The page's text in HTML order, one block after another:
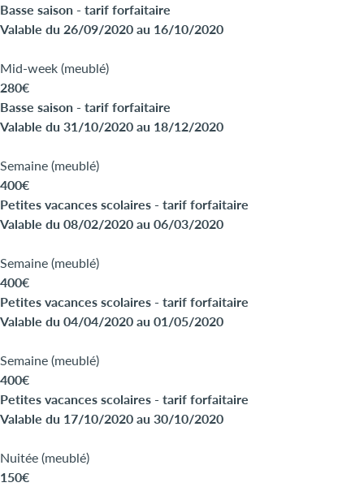
Basse saison - tarif forfaitaire
Valable du 26/09/2020 au 16/10/2020
Mid-week (meublé)
280€
Basse saison - tarif forfaitaire
Valable du 31/10/2020 au 18/12/2020
Semaine (meublé)
400€
Petites vacances scolaires - tarif forfaitaire
Valable du 08/02/2020 au 06/03/2020
Semaine (meublé)
400€
Petites vacances scolaires - tarif forfaitaire
Valable du 04/04/2020 au 01/05/2020
Semaine (meublé)
400€
Petites vacances scolaires - tarif forfaitaire
Valable du 17/10/2020 au 30/10/2020
Nuitée (meublé)
150€